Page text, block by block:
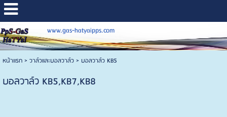
www.gas-hatyaipps.com
หน้าแรก> วาล์วและบอลวาล์ว> บอลวาล์ว KB5
บอลวาล์ว KB5,KB7,KB8